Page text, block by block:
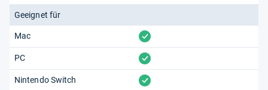
Geeignet für
Mac vorhanden
PC vorhanden
Nintendo Switch vorhanden